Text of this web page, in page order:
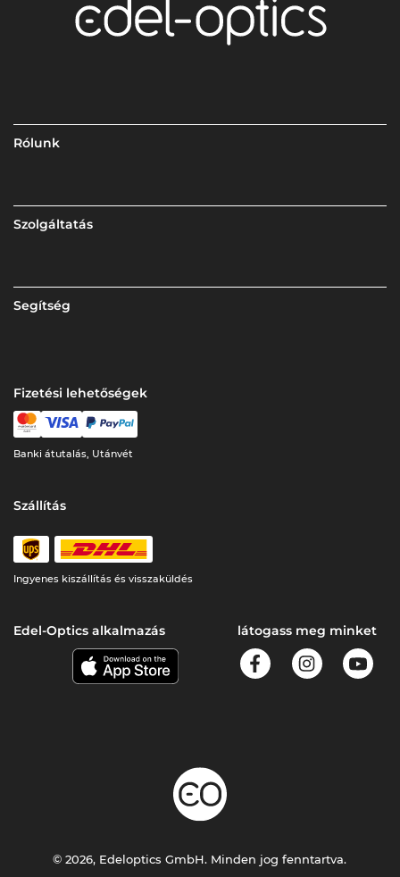
Rólunk
Szolgáltatás
Segítség
Fizetési lehetőségek
Banki átutalás, Utánvét
Szállítás
Ingyenes kiszállítás és visszaküldés
Edel-Optics alkalmazás látogass meg minket
© 2026, Edeloptics GmbH. Minden jog fenntartva.